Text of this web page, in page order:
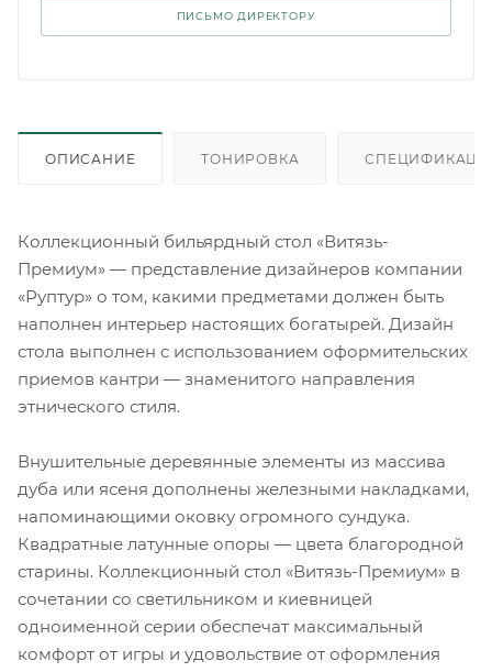
ПИСЬМО ДИРЕКТОРУ
ОПИСАНИЕ ТОНИРОВКА
Коллекционный бильярдный стол «Витязь-
Премиум» — представление дизайнеров компании
«Руптур» о том, какими предметами должен быть
наполнен интерьер настоящих богатырей. Дизайн
стола выполнен с использованием оформительских
приемов кантри — знаменитого направления
этнического стиля.
Внушительные деревянные элементы из массива
дуба или ясеня дополнены железными накладками,
напоминающими оковку огромного сундука.
Квадратные латунные опоры — цвета благородной
старины. Коллекционный стол «Витязь-Премиум» в
сочетании со светильником и киевницей
одноименной серии обеспечат максимальный
комфорт от игры и удовольствие от оформления